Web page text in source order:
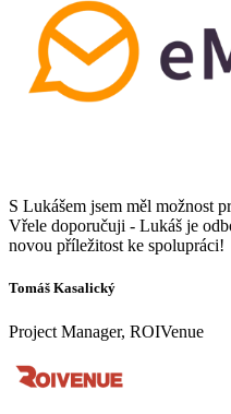
S Lukášem jsem měl možnost
Vřele doporučuji - Lukáš je
novou příležitost ke spolupráci!
Tomáš Kasalický
Project Manager, ROIVenue